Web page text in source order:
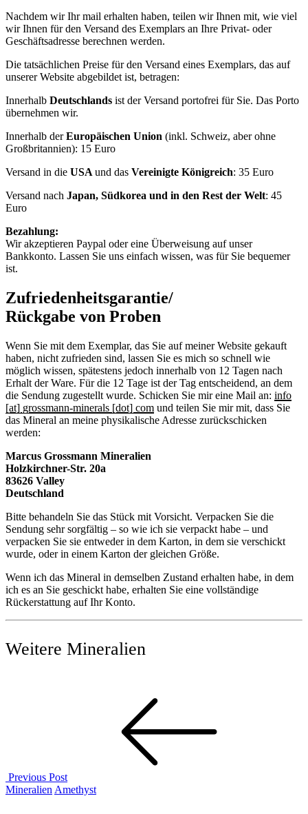
Nachdem wir Ihr mail erhalten haben, teilen wir Ihnen mit, wie viel
wir Ihnen für den Versand des Exemplars an Ihre Privat- oder
Geschäftsadresse berechnen werden.
Die tatsächlichen Preise für den Versand eines Exemplars, das auf
unserer Website abgebildet ist, betragen:
Innerhalb Deutschlands ist der Versand portofrei für Sie. Das Porto
übernehmen wir.
Innerhalb derEuropäischen Union (inkl. Schweiz, aber ohne
Großbritannien): 15 Euro
Versand in die USA und das Vereinigte Königreich: 35 Euro
Versand nach Japan, Südkorea und in den Rest der Welt: 45
Euro
Bezahlung:
Wir akzeptieren Paypal oder eine Überweisung auf unser
Bankkonto. Lassen Sie uns einfach wissen, was für Sie bequemer
ist.
Zufriedenheitsgarantie/
Rückgabe von Proben
Wenn Sie mit dem Exemplar, das Sie auf meiner Website gekauft
haben, nicht zufrieden sind, lassen Sie es mich so schnell wie
möglich wissen, spätestens jedoch innerhalb von 12 Tagen nach
Erhalt der Ware. Für die 12 Tage ist der Tag entscheidend, an dem
die Sendung zugestellt wurde. Schicken Sie mir eine Mail an: info
[at] grossmann-minerals [dot] com und teilen Sie mir mit, dass Sie
das Mineral an meine physikalische Adresse zurückschicken
werden:
Marcus Grossmann Mineralien
Holzkirchner-Str. 20a
83626 Valley
Deutschland
Bitte behandeln Sie das Stück mit Vorsicht. Verpacken Sie die
Sendung sehr sorgfältig – so wie ich sie verpackt habe – und
verpacken Sie sie entweder in dem Karton, in dem sie verschickt
wurde, oder in einem Karton der gleichen Größe.
Wenn ich das Mineral in demselben Zustand erhalten habe, in dem
ich es an Sie geschickt habe, erhalten Sie eine vollständige
Rückerstattung auf Ihr Konto.
Weitere Mineralien
Previous Post
Previous
Mineralien Amethyst